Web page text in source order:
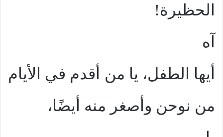
الحظيرة!
آه
أيها الطفل، يا من أقدم في الأيام
من نوحن وأصغر منه أيضًا،